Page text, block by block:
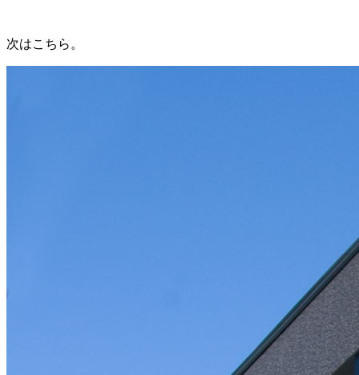
次はこちら。